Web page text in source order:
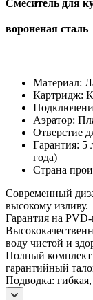
Смеситель для
вороненая сталь
Материал:
Картридж:
Аэратор:
Отверстие
Гарантия: 5
года)
Страна
Современный
высокому изливу.
Гарантия на
воду чистой и
Полный комплект
гарантийный
Подводка: